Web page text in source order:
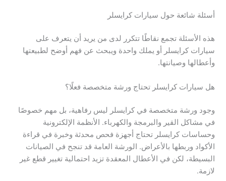
أسئلة شائعة حول سيارات كرايسلر
هذه الأسئلة تجمع نقاطًا تتكرر لدى من يريد أن يتعرف على
سيارات كرايسلر أو يملك واحدة ويبحث عن فهم أوضح لطبيعتها
وأعطالها وصيانتها.
هل سيارات كرايسلر تحتاج ورشة متخصصة فعلًا؟
وجود ورشة متخصصة في كرايسلر ليس رفاهية، بل مهم خصوصًا
في مشاكل القير والبرمجة والكهرباء. الأنظمة الإلكترونية
وحساسات كرايسلر تحتاج أجهزة فحص محدثة وخبرة في قراءة
الأكواد وربطها بالأعراض. الورشة العامة قد تنجح في الصيانات
البسيطة، لكن في الأعطال المعقدة تزيد احتمالية تغيير قطع غير
لازمة.